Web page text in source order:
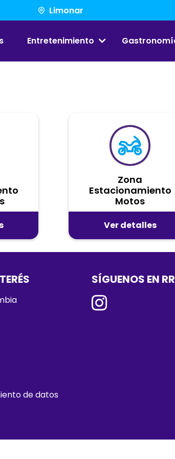
Limonar
Entretenimiento
Zona
Estacionamiento
Motos
Ver detalles
de datos
SÍGUENOS EN